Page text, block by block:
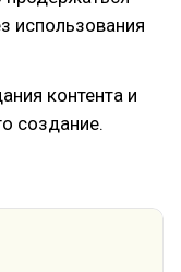
использования
контента и
создание.